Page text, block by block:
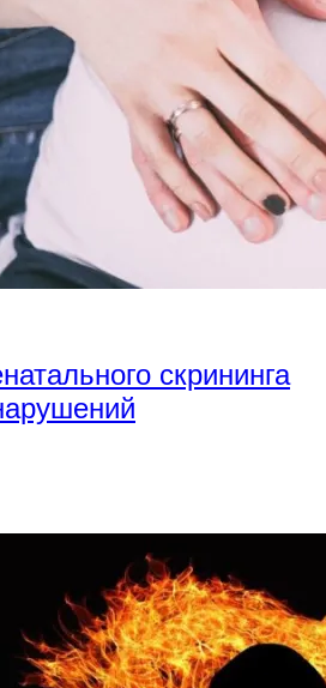
скрининга